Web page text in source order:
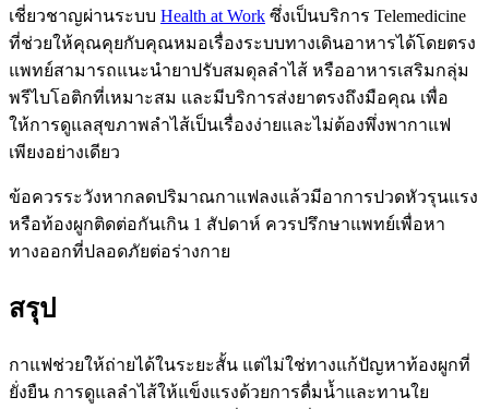
เชี่ยวชาญผ่านระบบ Health at Work ซึ่งเป็นบริการ Telemedicine
ที่ช่วยให้คุณคุยกับคุณหมอเรื่องระบบทางเดินอาหารได้โดยตรง
แพทย์สามารถแนะนำยาปรับสมดุลลำไส้ หรืออาหารเสริมกลุ่ม
พรีไบโอติกที่เหมาะสม และมีบริการส่งยาตรงถึงมือคุณ เพื่อ
ให้การดูแลสุขภาพลำไส้เป็นเรื่องง่ายและไม่ต้องพึ่งพากาแฟ
เพียงอย่างเดียว
ข้อควรระวังหากลดปริมาณกาแฟลงแล้วมีอาการปวดหัวรุนแรง
หรือท้องผูกติดต่อกันเกิน 1 สัปดาห์ ควรปรึกษาแพทย์เพื่อหา
ทางออกที่ปลอดภัยต่อร่างกาย
สรุป
กาแฟช่วยให้ถ่ายได้ในระยะสั้น แต่ไม่ใช่ทางแก้ปัญหาท้องผูกที่
ยั่งยืน การดูแลลำไส้ให้แข็งแรงด้วยการดื่มน้ำและทานใย